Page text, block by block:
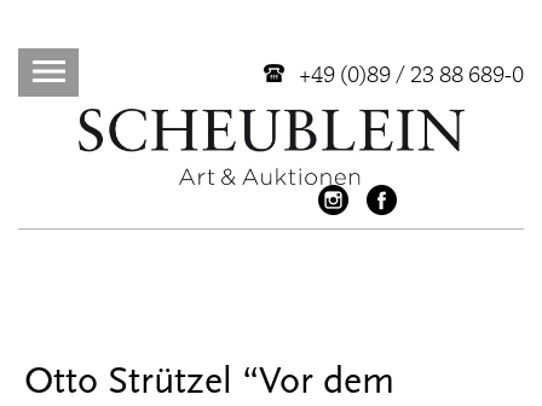
+49 (0)89 / 23 88 689-0
Otto Strützel “Vor dem